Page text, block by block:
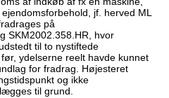
jf. herved ML
på
SKM2002.358.HR, hvor
til to nystiftede
ydelserne reelt havde kunnet
for fradrag. Højesteret
og ikke
til grund.